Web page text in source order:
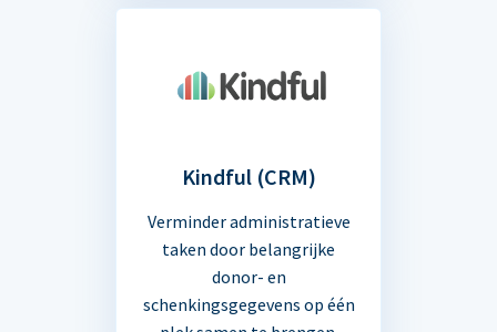
Kindful (CRM)
Verminder administratieve
taken door belangrijke
donor- en
schenkingsgegevens op één